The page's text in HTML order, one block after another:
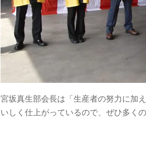
宮坂真生部会長は「生産者の努力に加
いしく仕上がっているので、ぜひ多く